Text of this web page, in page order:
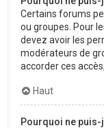
Certains forums
ou groupes. Pour
devez avoir les
modérateurs de
accorder ces
Haut
Pourquoi ne